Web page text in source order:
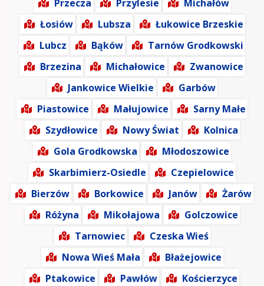
Przecza
Przylesie
Michałów
Łosiów
Lubsza
Łukowice Brzeskie
Lubcz
Bąków
Tarnów Grodkowski
Brzezina
Michałowice
Zwanowice
Jankowice Wielkie
Garbów
Piastowice
Małujowice
Sarny Małe
Szydłowice
Nowy Świat
Kolnica
Gola Grodkowska
Młodoszowice
Skarbimierz-Osiedle
Czepielowice
Bierzów
Borkowice Janów
Żarów
Różyna
Mikołajowa
Golczowice
Tarnowiec
Czeska Wieś
Nowa Wieś Mała
Błażejowice
Ptakowice
Pawłów
Kościerzyce